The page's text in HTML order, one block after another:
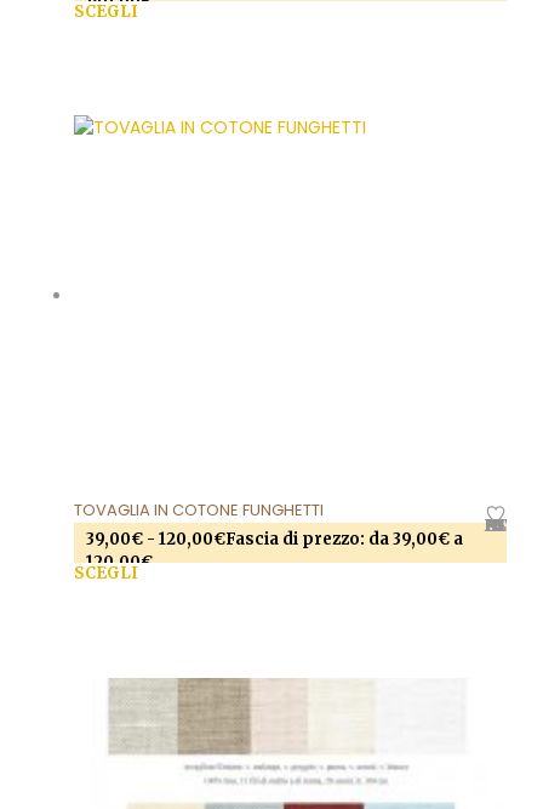
SCEGLI
AGGIUNGI ALLA LISTA DEI DESIDERI
TOVAGLIA IN COTONE FUNGHETTI
39,00€ - 120,00€Fascia di prezzo: da 39,00€ a
120,00€
SCEGLI